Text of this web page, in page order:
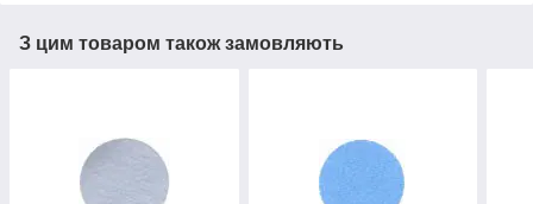
З цим товаром також замовляють